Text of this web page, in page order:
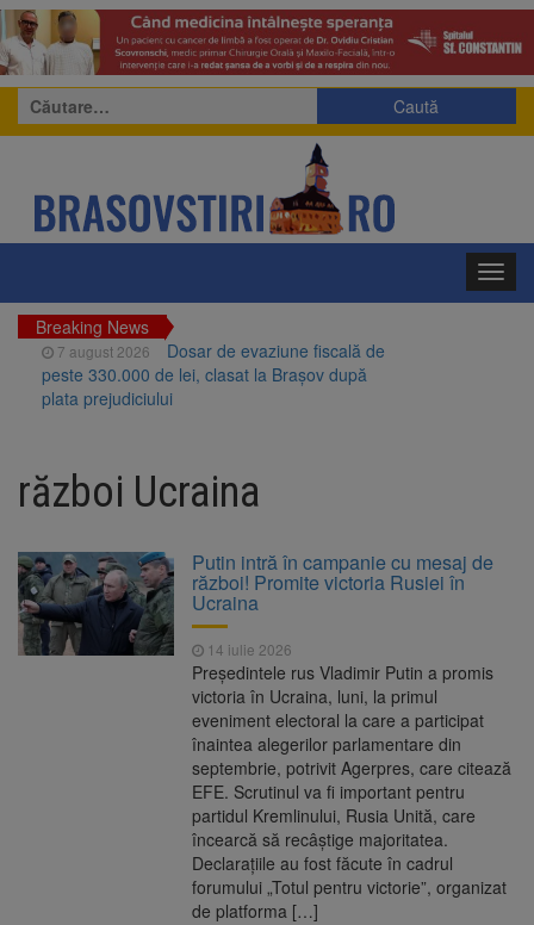
Caută
după:
Breaking News
7 august 2026
Dosar de evaziune fiscală de
peste 330.000 de lei, clasat la Brașov după
plata prejudiciului
sistarea plăților către Brai-Cata și Comprest.
Motivul: platforme de gunoi neigienizate
Piața Star din Brașov au fost demolate
7 august 2026
Platforma Belvedere de pe
Tâmpa intră în renovare. Contract de peste 1
milion de lei și termen de trei luni
Unul dintre cele mai mari
parcuri ale Brașovului va fi amenajat în
Bartolomeu-Avantgarden. Contractul a fost
Trafic blocat pe DN1E Brașov
– Poiana Brașov după un accident. Două
persoane primesc îngrijiri medicale
război Ucraina
Putin intră în campanie cu mesaj de
război! Promite victoria Rusiei în
Ucraina
14 iulie 2026
Președintele rus Vladimir Putin a promis
victoria în Ucraina, luni, la primul
eveniment electoral la care a participat
înaintea alegerilor parlamentare din
septembrie, potrivit Agerpres, care citează
EFE. Scrutinul va fi important pentru
partidul Kremlinului, Rusia Unită, care
încearcă să recâștige majoritatea.
Declarațiile au fost făcute în cadrul
forumului „Totul pentru victorie”, organizat
de platforma […]